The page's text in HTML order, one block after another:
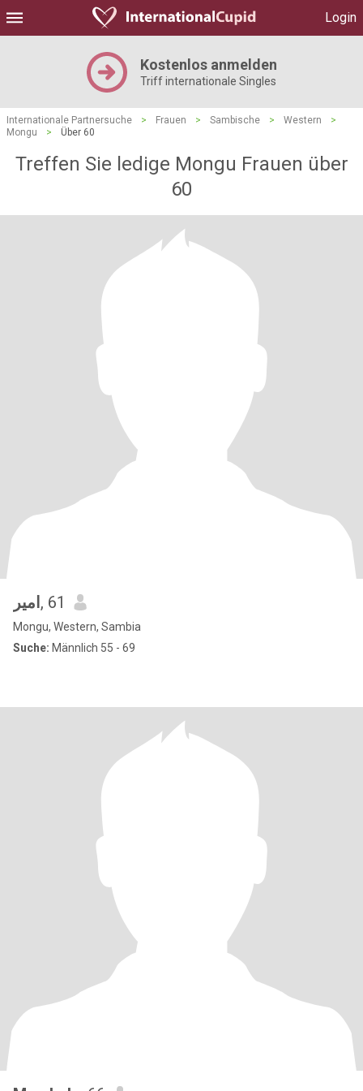
Login
Kostenlos anmelden
Triff internationale Singles
Internationale Partnersuche > Frauen > Sambische > Western
>
Mongu
> Über 60
Treffen Sie ledige Mongu Frauen über
60
امیر , 61
Mongu, Western, Sambia
Suche: Männlich 55 - 69